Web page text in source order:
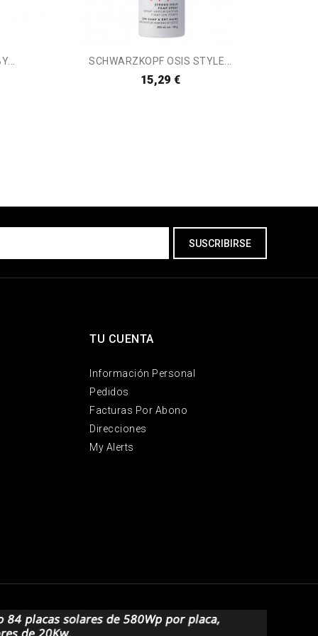
SCHWARZKOPF OSIS STYLE...
15,29 €
TU CUENTA
Información Personal
Pedidos
Facturas Por Abono
Direcciones
My Alerts